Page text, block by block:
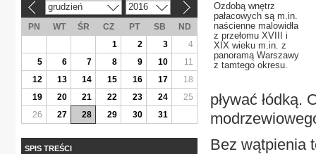
Ozdobą wnętrz
pałacowych są m.in.
naścienne malowidła
z przełomu XVIII i
XIX wieku m.in. z
panoramą Warszawy
z tamtego okresu.
pływać łódką.
Bez wątpienia
grudzień 2016
PN WT ŚR CZ PT SB
ND
1
2 3
4
5
6 7 8 9 10
11
12
13 14 15 16 17
18
19
20 21 22 23 24
25
26
27 28 29 30 31
SPIS TREŚCI